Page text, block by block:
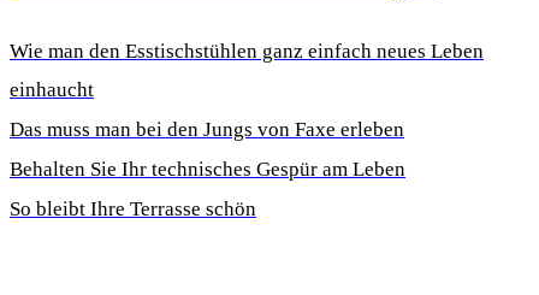
Wie man den Esstischstühlen ganz einfach neues Leben
einhaucht
Das muss man bei den Jungs von Faxe erleben
Behalten Sie Ihr technisches Gespür am Leben
So bleibt Ihre Terrasse schön